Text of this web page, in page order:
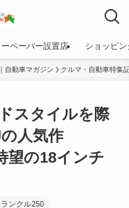
ーペーパー設置店 ショッピン
自動車マガジン クルマ・自動車特集
スタイルを際
の人気作
望の18インチ
ランクル250